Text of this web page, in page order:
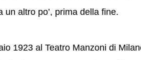
altro po’, prima della fine.
1923 al Teatro Manzoni di